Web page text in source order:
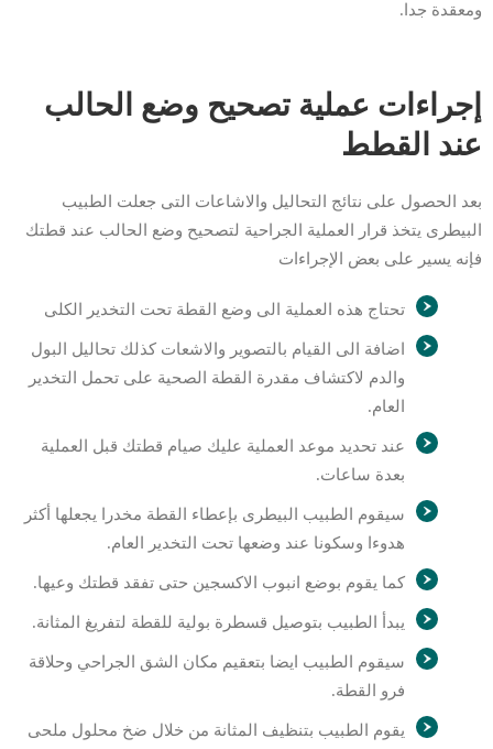
ومعقدة جدا.
إجراءات عملية تصحيح وضع الحالب
عند القطط
بعد الحصول على نتائج التحاليل والاشاعات التى جعلت الطبيب
البيطرى يتخذ قرار العملية الجراحية لتصحيح وضع الحالب عند قطتك
فإنه يسير على بعض الإجراءات
تحتاج هذه العملية الى وضع القطة تحت التخدير الكلى
اضافة الى القيام بالتصوير والاشعات كذلك تحاليل البول
والدم لاكتشاف مقدرة القطة الصحية على تحمل التخدير
العام.
عند تحديد موعد العملية عليك صيام قطتك قبل العملية
بعدة ساعات.
سيقوم الطبيب البيطرى بإعطاء القطة مخدرا يجعلها أكثر
هدوءا وسكونا عند وضعها تحت التخدير العام.
كما يقوم بوضع انبوب الاكسجين حتى تفقد قطتك وعيها.
يبدأ الطبيب بتوصيل قسطرة بولية للقطة لتفريغ المثانة.
سيقوم الطبيب ايضا بتعقيم مكان الشق الجراحي وحلاقة
فرو القطة.
يقوم الطبيب بتنظيف المثانة من خلال ضخ محلول ملحى